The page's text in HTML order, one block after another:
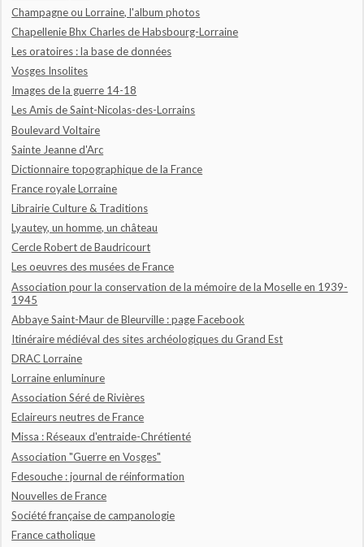
Champagne ou Lorraine, l'album photos
Chapellenie Bhx Charles de Habsbourg-Lorraine
Les oratoires : la base de données
Vosges Insolites
Images de la guerre 14-18
Les Amis de Saint-Nicolas-des-Lorrains
Boulevard Voltaire
Sainte Jeanne d'Arc
Dictionnaire topographique de la France
France royale Lorraine
Librairie Culture & Traditions
Lyautey, un homme, un château
Cercle Robert de Baudricourt
Les oeuvres des musées de France
Association pour la conservation de la mémoire de la Moselle en 1939-
1945
Abbaye Saint-Maur de Bleurville : page Facebook
Itinéraire médiéval des sites archéologiques du Grand Est
DRAC Lorraine
Lorraine enluminure
Association Séré de Rivières
Eclaireurs neutres de France
Missa : Réseaux d'entraide-Chrétienté
Association "Guerre en Vosges"
Fdesouche : journal de réinformation
Nouvelles de France
Société française de campanologie
France catholique